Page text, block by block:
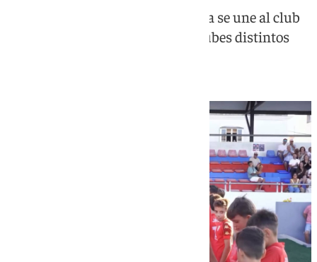
El delantero de Jerez de la Frontera se une al club
gaditano tras pasar por casi 20 clubes distintos